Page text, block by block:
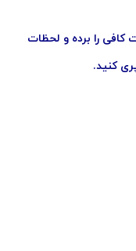
کافی را برده و لحظات
کنید.